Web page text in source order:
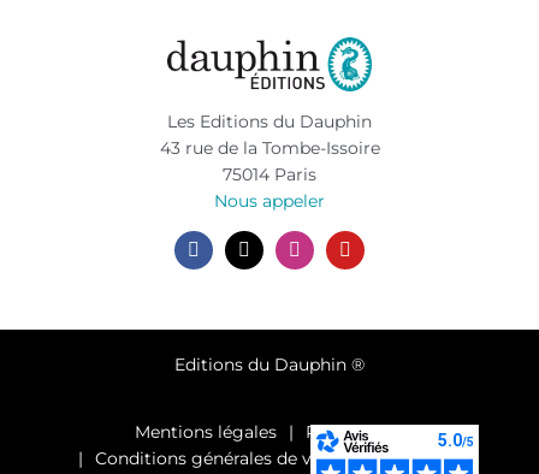
Les Editions du Dauphin
43 rue de la Tombe-Issoire
75014 Paris
Nous appeler
Editions du Dauphin ®
Mentions légales
Plan du site
Conditions générales de vente et d’utilisation